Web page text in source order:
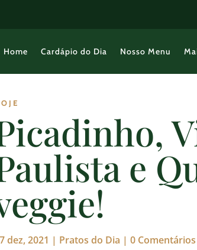
Home Cardápio do Dia Nosso Menu
e
dez, 2021 | Pratos do Dia | 0 Comentários